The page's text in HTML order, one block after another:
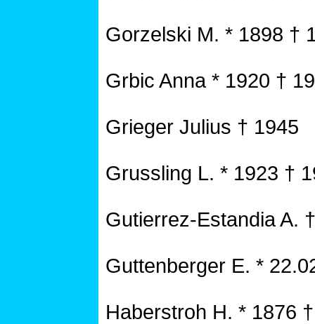
Gorzelski M. * 1898 †
Grbic Anna * 1920 †
Grieger Julius † 1945
Grussling L. * 1923 †
Gutierrez-Estandia A.
Guttenberger E. *
Haberstroh H. * 1876